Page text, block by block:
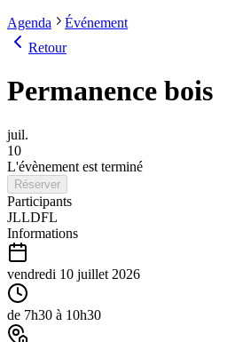
Agenda
Événement
Retour
Permanence bois
juil.
10
L'évènement est terminé
Réserver
Participants
JLLDFL
Informations
vendredi 10 juillet 2026
de 7h30 à 10h30